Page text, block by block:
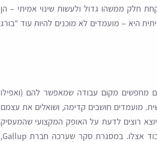
חלק ממשהו גדול ולעשות שינוי אמיתי – הן
היא – מועמדים לא מוכנים להיות עוד “בורג
מחפשים מקום עבודה שמאפשר להם (ואפילו
מועמדים חושבים קדימה, ושואלים את עצמם
5 או 10 שנים”, וכפועל יוצא רוצים לדעת על האופק המקצועי שהמעסיק
יכול להציע להם, עוד לפני שהם בכלל מתחילים לעבוד אצלו. במסגרת סקר שערכה חברת Gallup,